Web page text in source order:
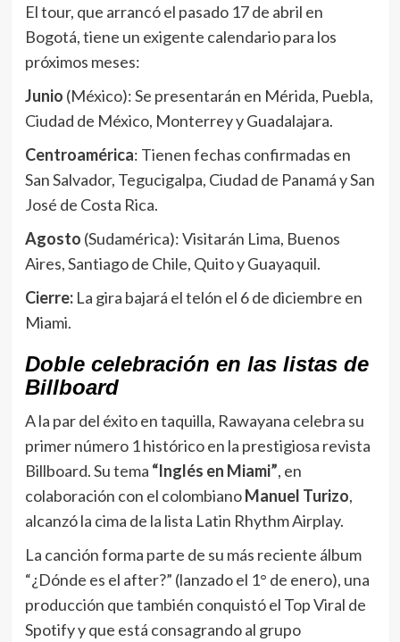
El tour, que arrancó el pasado 17 de abril en
Bogotá, tiene un exigente calendario para los
próximos meses:
Junio (México): Se presentarán en Mérida, Puebla,
Ciudad de México, Monterrey y Guadalajara.
Centroamérica: Tienen fechas confirmadas en
San Salvador, Tegucigalpa, Ciudad de Panamá y San
José de Costa Rica.
Agosto (Sudamérica): Visitarán Lima, Buenos
Aires, Santiago de Chile, Quito y Guayaquil.
Cierre:La gira bajará el telón el 6 de diciembre en
Miami.
Doble celebración en las listas de
Billboard
A la par del éxito en taquilla, Rawayana celebra su
primer número 1 histórico en la prestigiosa revista
Billboard. Su tema “Inglés en Miami”, en
colaboración con el colombianoManuel Turizo,
alcanzó la cima de la lista Latin Rhythm Airplay.
La canción forma parte de su más reciente álbum
“¿Dónde es el after?” (lanzado el 1° de enero), una
producción que también conquistó el Top Viral de
Spotify y que está consagrando al grupo